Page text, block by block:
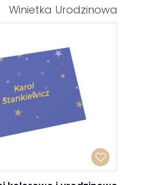
Winietka Urodzinowa